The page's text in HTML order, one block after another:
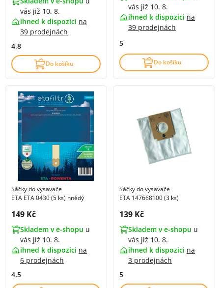
vás již 10. 8.
ihned k dispozici na
39 prodejnách
4.8
Do košíku
vás již 10. 8.
ihned k dispozici na
39 prodejnách
5
Do košíku
Sáčky do vysavače
ETA ETA 0430 (5 ks) hnědý
Cena s DPH:
149 Kč
Skladem v e-shopu u
vás již 10. 8.
ihned k dispozici na
6 prodejnách
4.5
Sáčky do vysavače
ETA 147668100 (3 ks)
Cena s DPH:
139 Kč
Skladem v e-shopu u
vás již 10. 8.
ihned k dispozici na
3 prodejnách
5